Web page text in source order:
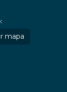
mapa